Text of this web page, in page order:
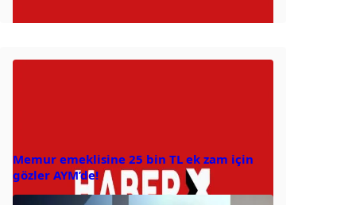
Memur emeklisine 25 bin TL ek zam için
gözler AYM’de!